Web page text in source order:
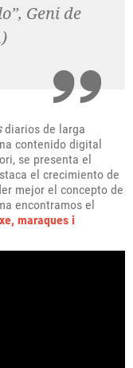
Geni de
diarios de larga
contenido digital
se presenta el
el crecimiento de
mejor el concepto de
encontramos el
maraques i